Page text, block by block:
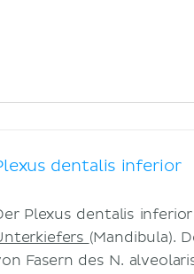
dentalis inferior
Plexus dentalis
(Mandibula).
Fasern des N.